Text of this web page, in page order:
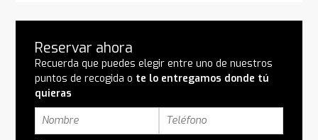
Reservar ahora
Recuerda que puedes elegir entre uno de nuestros
puntos de recogida o te lo entregamos donde tú
quieras